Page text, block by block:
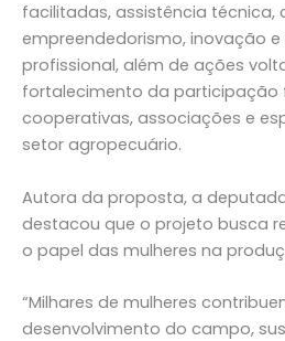
facilitadas, assistência técnica,
empreendedorismo, inovação
profissional, além de ações
fortalecimento da participação
cooperativas, associações e
setor agropecuário.
Autora da proposta, a
destacou que o projeto busca
o papel das mulheres na
“Milhares de mulheres
desenvolvimento do campo,